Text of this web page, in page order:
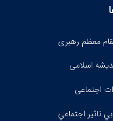
معظم رهبری
اسلامی
اجتماعی
تاثير اجتماعي